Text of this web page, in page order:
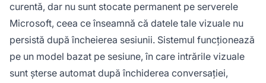
curentă, dar nu sunt stocate permanent pe serverele
Microsoft, ceea ce înseamnă că datele tale vizuale nu
persistă după încheierea sesiunii. Sistemul funcționează
pe un model bazat pe sesiune, în care intrările vizuale
sunt șterse automat după închiderea conversației,